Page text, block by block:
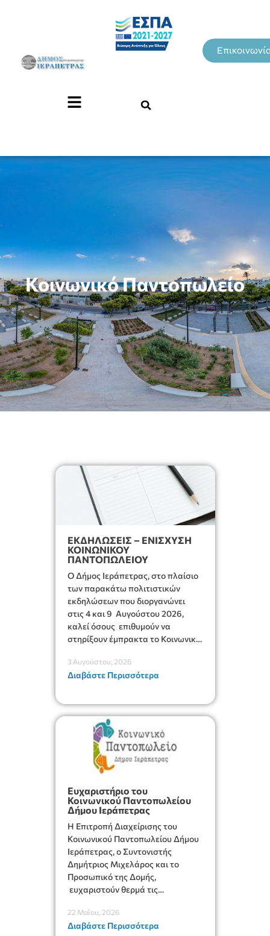
Κοινωνικό Παντοπωλείο
ΕΚΔΗΛΩΣΕΙΣ – ΕΝΙΣΧΥΣΗ
ΚΟΙΝΩΝΙΚΟΥ
ΠΑΝΤΟΠΩΛΕΙΟΥ
Ο Δήμος Ιεράπετρας, στο πλαίσιο
των παρακάτω πολιτιστικών
εκδηλώσεων που διοργανώνει
στις 4 και 9 Αυγούστου 2026,
καλεί όσους επιθυμούν να
στηρίξουν έμπρακτα το Κοινωνικό
προσφέροντας προαιρετικά
τυποποιημένα τρόφιμα μακράς
3 Αυγούστου, 2026
Διαβάστε Περισσότερα
Ευχαριστήριο του
Κοινωνικού Παντοπωλείου
Δήμου Ιεράπετρας
Η Επιτροπή Διαχείρισης του
Κοινωνικού Παντοπωλείου Δήμου
Ιεράπετρας, ο Συντονιστής
Δημήτριος Μιχελάρος και το
Προσωπικό της Δομής,
ευχαριστούν θερμά τις
τους φορείς και τους πολίτες που
ενίσχυσαν και στήριξαν με τις
22 Μαΐου, 2026
Διαβάστε Περισσότερα